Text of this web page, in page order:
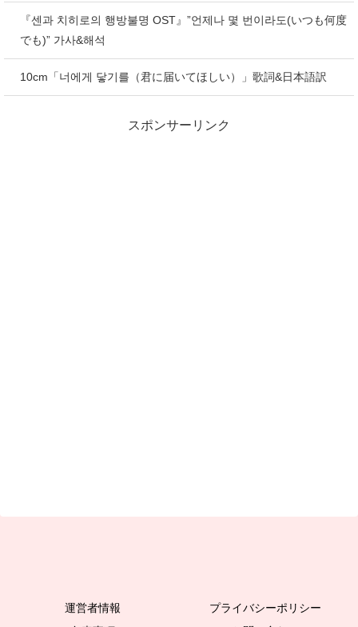
『센과 치히로의 행방불명 OST』”언제나 몇 번이라도(いつも何度
でも)” 가사&해석
10cm「너에게 닿기를（君に届いてほしい）」歌詞&日本語訳
スポンサーリンク
運営者情報
プライバシーポリシー